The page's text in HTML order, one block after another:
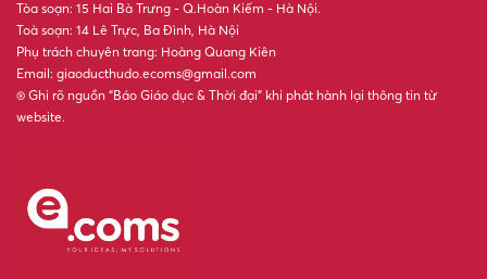
266 chủ phương tiện vi phạm